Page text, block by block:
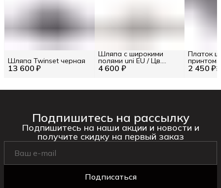
13 600 ₽
Шляпа Twinset черная
4 600 ₽
Шляпа с широкими
полями uni EU / Цв.
Чёрный 2 450 ₽
Платок
принтом
белый
Подпишитесь на рассылку
Подпишитесь на наши акции и новости и
получите скидку на первый заказ
Подписаться